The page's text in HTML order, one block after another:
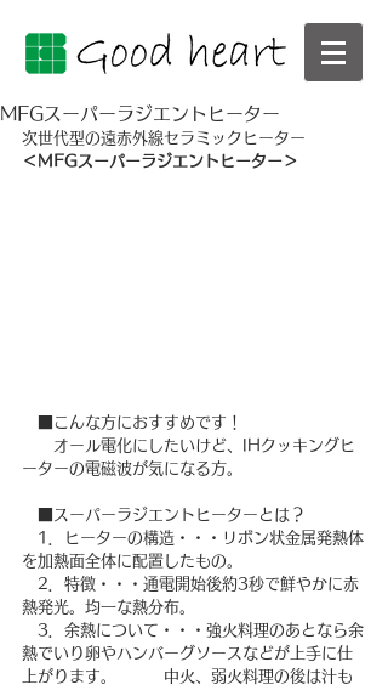
MFGスーパーラジエントヒーター
次世代型の遠赤外線セラミックヒーター
＜MFGスーパーラジエントヒーター＞
■こんな方におすすめです！
オール電化にしたいけど、IHクッキングヒ
ーターの電磁波が気になる方。
■スーパーラジエントヒーターとは？
1．ヒーターの構造・・・リボン状金属発熱体
を加熱面全体に配置したもの。
2．特徴・・・通電開始後約3秒で鮮やかに赤
熱発光。均一な熱分布。
3．余熱について・・・強火料理のあとなら余
熱でいり卵やハンバーグソースなどが上手に仕
上がります。　　　中火、弱火料理の後は汁も